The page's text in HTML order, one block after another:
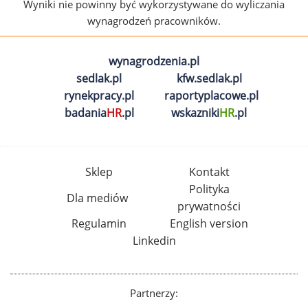
Wyniki nie powinny być wykorzystywane do wyliczania
wynagrodzeń pracowników.
wynagrodzenia.pl
sedlak.pl
kfw.sedlak.pl
rynekpracy.pl
raportyplacowe.pl
badaniaHR.pl wskaznikiHR.pl
Sklep
Kontakt
Dla mediów
Polityka
prywatności
Regulamin
English version
Linkedin
Partnerzy: